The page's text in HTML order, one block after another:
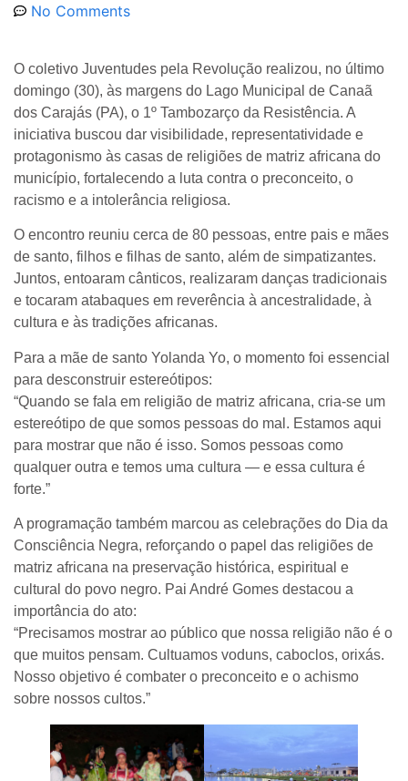
No Comments
O coletivo Juventudes pela Revolução realizou, no último
domingo (30), às margens do Lago Municipal de Canaã
dos Carajás (PA), o 1º Tambozarço da Resistência. A
iniciativa buscou dar visibilidade, representatividade e
protagonismo às casas de religiões de matriz africana do
município, fortalecendo a luta contra o preconceito, o
racismo e a intolerância religiosa.
O encontro reuniu cerca de 80 pessoas, entre pais e mães
de santo, filhos e filhas de santo, além de simpatizantes.
Juntos, entoaram cânticos, realizaram danças tradicionais
e tocaram atabaques em reverência à ancestralidade, à
cultura e às tradições africanas.
Para a mãe de santo Yolanda Yo, o momento foi essencial
para desconstruir estereótipos:
“Quando se fala em religião de matriz africana, cria-se um
estereótipo de que somos pessoas do mal. Estamos aqui
para mostrar que não é isso. Somos pessoas como
qualquer outra e temos uma cultura — e essa cultura é
forte.”
A programação também marcou as celebrações do Dia da
Consciência Negra, reforçando o papel das religiões de
matriz africana na preservação histórica, espiritual e
cultural do povo negro. Pai André Gomes destacou a
importância do ato:
“Precisamos mostrar ao público que nossa religião não é o
que muitos pensam. Cultuamos voduns, caboclos, orixás.
Nosso objetivo é combater o preconceito e o achismo
sobre nossos cultos.”